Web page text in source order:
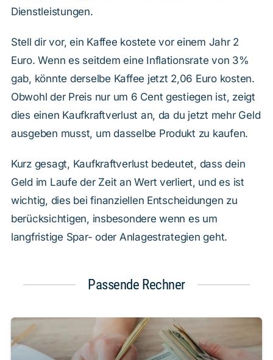
Dienstleistungen.
Stell dir vor, ein Kaffee kostete vor einem Jahr 2
Euro. Wenn es seitdem eine Inflationsrate von 3%
gab, könnte derselbe Kaffee jetzt 2,06 Euro kosten.
Obwohl der Preis nur um 6 Cent gestiegen ist, zeigt
dies einen Kaufkraftverlust an, da du jetzt mehr Geld
ausgeben musst, um dasselbe Produkt zu kaufen.
Kurz gesagt, Kaufkraftverlust bedeutet, dass dein
Geld im Laufe der Zeit an Wert verliert, und es ist
wichtig, dies bei finanziellen Entscheidungen zu
berücksichtigen, insbesondere wenn es um
langfristige Spar- oder Anlagestrategien geht.
Passende Rechner